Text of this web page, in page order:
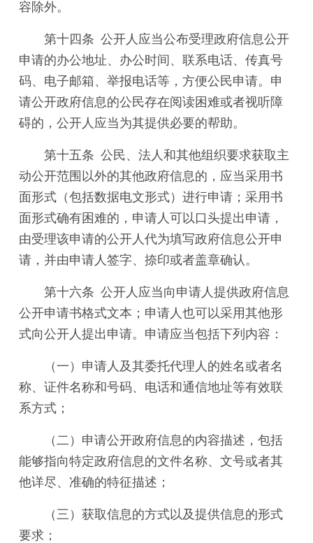
容除外。
第十四条 公开人应当公布受理政府信息公开
申请的办公地址、办公时间、联系电话、传真号
码、电子邮箱、举报电话等，方便公民申请。申
请公开政府信息的公民存在阅读困难或者视听障
碍的，公开人应当为其提供必要的帮助。
第十五条 公民、法人和其他组织要求获取主
动公开范围以外的其他政府信息的，应当采用书
面形式（包括数据电文形式）进行申请；采用书
面形式确有困难的，申请人可以口头提出申请，
由受理该申请的公开人代为填写政府信息公开申
请，并由申请人签字、捺印或者盖章确认。
第十六条 公开人应当向申请人提供政府信息
公开申请书格式文本；申请人也可以采用其他形
式向公开人提出申请。申请应当包括下列内容：
（一）申请人及其委托代理人的姓名或者名
称、证件名称和号码、电话和通信地址等有效联
系方式；
（二）申请公开政府信息的内容描述，包括
能够指向特定政府信息的文件名称、文号或者其
他详尽、准确的特征描述；
（三）获取信息的方式以及提供信息的形式
要求；